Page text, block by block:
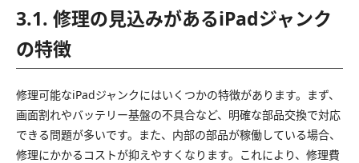
3.1. 修理の見込みがあるiPadジャンク
の特徴
修理可能なiPadジャンクにはいくつかの特徴があります。まず、
画面割れやバッテリー基盤の不具合など、明確な部品交換で対応
できる問題が多いです。また、内部の部品が稼働している場合、
修理にかかるコストが抑えやすくなります。これにより、修理費